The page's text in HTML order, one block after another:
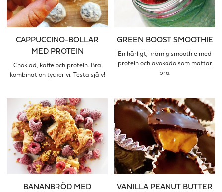
CAPPUCCINO-BOLLAR
MED PROTEIN
Choklad, kaffe och protein. Bra
kombination tycker vi. Testa själv!
GREEN BOOST SMOOTHIE
En härligt, krämig smoothie med
protein och avokado som mättar
bra.
BANANBRÖD MED
VANILLA PEANUT BUTTER